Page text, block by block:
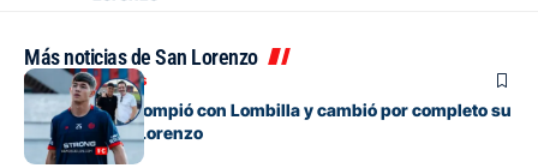
Más noticias de San Lorenzo
Mercado de pases
El juvenil que rompió con Lombilla y cambió por completo su
futuro en San Lorenzo